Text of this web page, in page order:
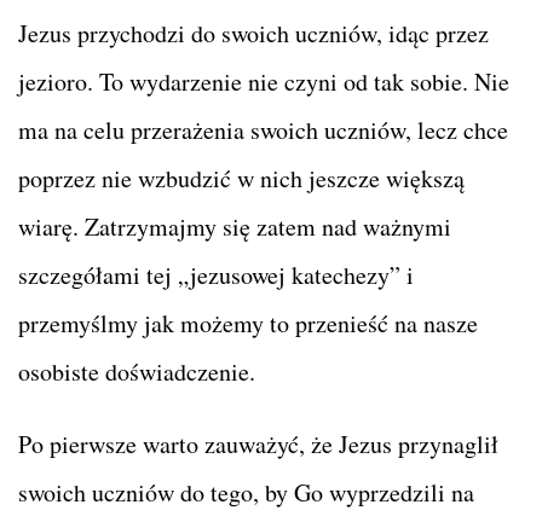
Jezus przychodzi do swoich uczniów, idąc przez
jezioro. To wydarzenie nie czyni od tak sobie. Nie
ma na celu przerażenia swoich uczniów, lecz chce
poprzez nie wzbudzić w nich jeszcze większą
wiarę. Zatrzymajmy się zatem nad ważnymi
szczegółami tej „jezusowej katechezy” i
przemyślmy jak możemy to przenieść na nasze
osobiste doświadczenie.
Po pierwsze warto zauważyć, że Jezus przynaglił
swoich uczniów do tego, by Go wyprzedzili na